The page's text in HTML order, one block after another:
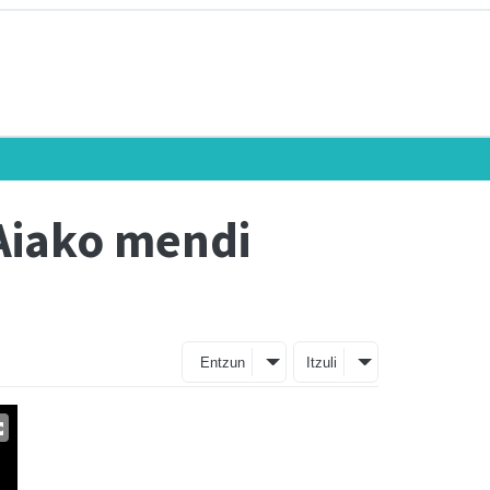
mendi
Entzun Itzuli